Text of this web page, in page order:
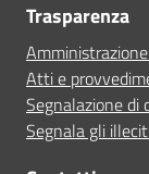
Trasparenza
Atti e
Segnalazione
Segnala gli